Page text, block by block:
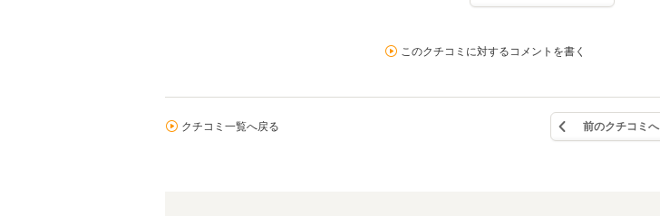
このクチコミに対するコメントを書く
クチコミ一覧へ戻る 前のクチコミへ